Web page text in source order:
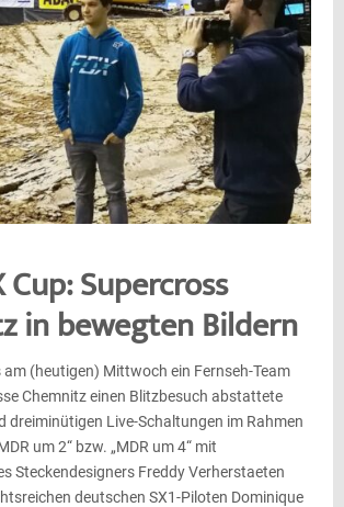
Cup: Supercross
in bewegten Bildern
am (heutigen) Mittwoch ein Fernseh-Team
Chemnitz einen Blitzbesuch abstattete
dreiminütigen Live-Schaltungen im Rahmen
um 2“ bzw. „MDR um 4“ mit
Steckendesigners Freddy Verherstaeten
deutschen SX1-Piloten Dominique